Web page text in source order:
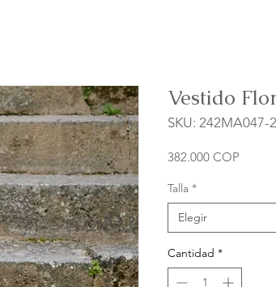
Vestido
SKU: 242MA047-
382.000 COP
Talla *
Elegir
Cantidad *